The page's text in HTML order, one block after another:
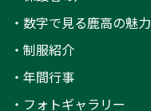
・数字で見る鹿高の魅力
・制服紹介
・年間行事
・ フォトギャラリー